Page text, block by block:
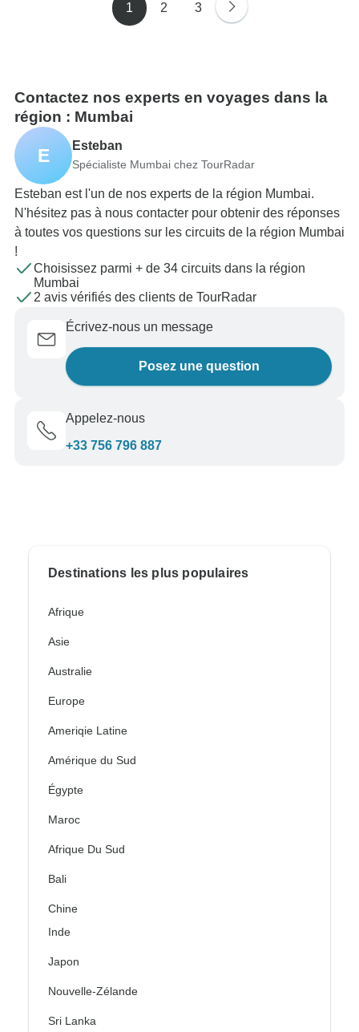
1 2 3
Contactez nos experts en voyages dans la
région : Mumbai
E Esteban
Spécialiste Mumbai chez TourRadar
Esteban est l'un de nos experts de la région Mumbai.
N'hésitez pas à nous contacter pour obtenir des réponses
à toutes vos questions sur les circuits de la région Mumbai
!
Choisissez parmi + de 34 circuits dans la région
Mumbai
2 avis vérifiés des clients de TourRadar
Écrivez-nous un message
Posez une question
Appelez-nous
+33 756 796 887
Destinations les plus populaires
Afrique
Asie
Australie
Europe
Ameriqie Latine
Amérique du Sud
Égypte
Maroc
Afrique Du Sud
Bali
Chine
Inde
Japon
Nouvelle-Zélande
Sri Lanka